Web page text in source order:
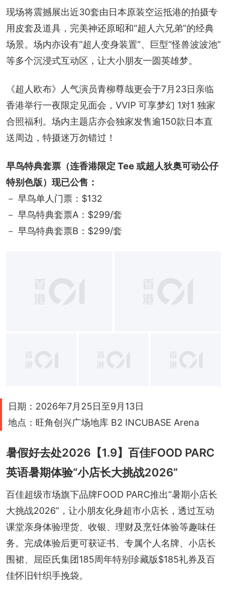
现场将震撼展出近30套由日本原装空运抵港的拍摄专
用皮套及道具，完美神还原昭和“超人六兄弟”的经典
场景。场内亦设有“超人变身装置”、巨型“怪兽波波池”
等多个沉浸式互动区，让大小朋友一圆英雄梦。
《超人欧布》人气演员青柳尊哉更会于7月23日亲临
香港举行一夜限定见面会，VVIP 可享梦幻 1对1 独家
合照福利。场内主题店亦会独家发售逾150款日本直
送周边，特摄迷万勿错过！
早鸟特典套票（连香港限定 Tee 或超人狄奥可动公仔
特别色版）现已公售：
－ 早鸟单人门票：$132
－ 早鸟特典套票A：$299/套
－ 早鸟特典套票B：$299/套
日期：2026年7月25日至9月13日
地点：旺角创兴广场地库 B2 INCUBASE Arena
暑假好去处2026【1.9】百佳FOOD PARC
英语暑期体验“小店长大挑战2026”
百佳超级市场旗下品牌FOOD PARC推出“暑期小店长
大挑战2026”，让小朋友化身超市小店长，透过互动
课堂亲身体验理货、收银、理财及烹饪体验等趣味任
务。完成体验后更可获证书、专属个人名牌、小店长
围裙、屈臣氏集团185周年特别珍藏版$185礼券及百
佳怀旧针织手挽袋。